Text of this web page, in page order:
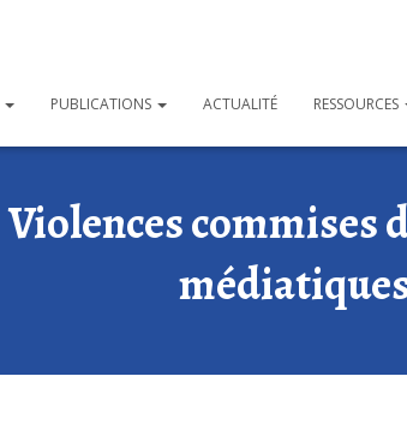
PUBLICATIONS ACTUALITÉ RESSOURCES
Violences commises